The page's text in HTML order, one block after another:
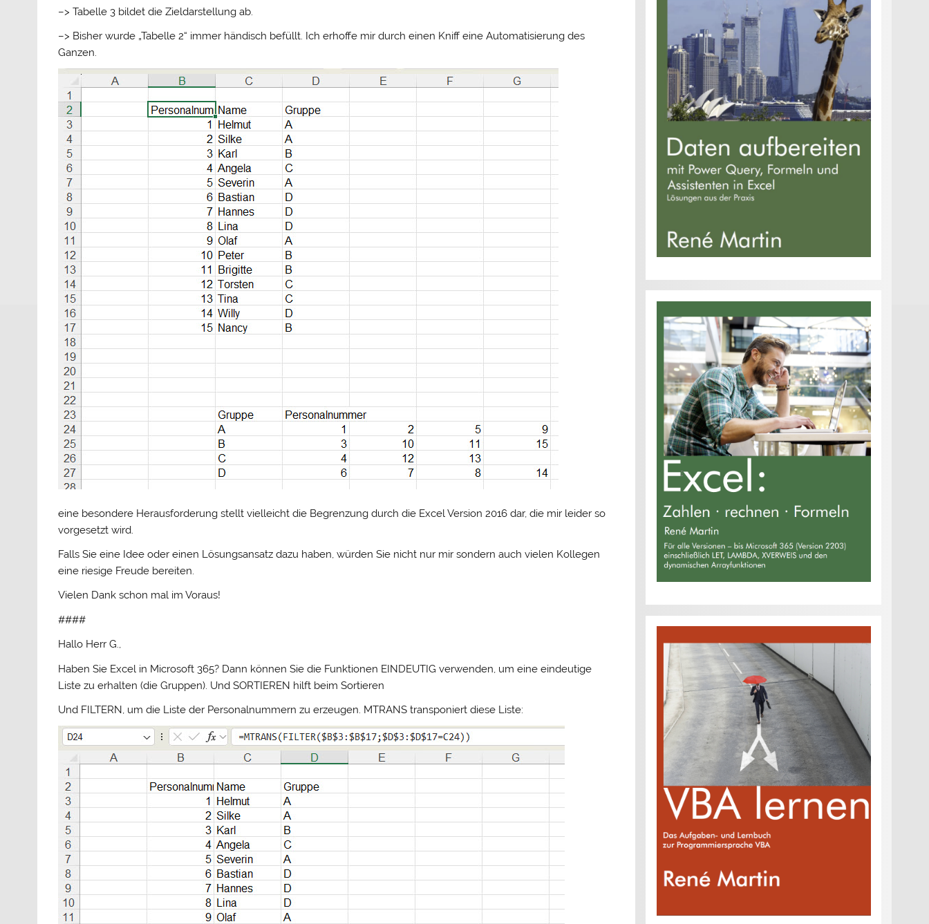
–> Tabelle 3 bildet die Zieldarstellung ab.
–> Bisher wurde „Tabelle 2“ immer händisch befüllt. Ich erhoffe mir durch einen Kniff eine Automatisierung des
Ganzen.
eine besondere Herausforderung stellt vielleicht die Begrenzung durch die Excel Version 2016 dar, die mir leider so
vorgesetzt wird.
Falls Sie eine Idee oder einen Lösungsansatz dazu haben, würden Sie nicht nur mir sondern auch vielen Kollegen
eine riesige Freude bereiten.
Vielen Dank schon mal im Voraus!
####
Hallo Herr G.,
Haben Sie Excel in Microsoft 365? Dann können Sie die Funktionen EINDEUTIG verwenden, um eine eindeutige
Liste zu erhalten (die Gruppen). Und SORTIEREN hilft beim Sortieren
Und FILTERN, um die Liste der Personalnummern zu erzeugen. MTRANS transponiert diese Liste: